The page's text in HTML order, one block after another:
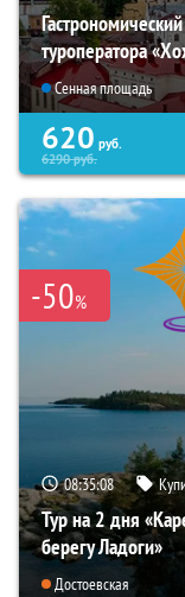
туроператора
Сенная площадь
620 руб.
6290руб.
-50%
08:35:07
Тур на 2 дня
берегу Ладоги»
Достоевская